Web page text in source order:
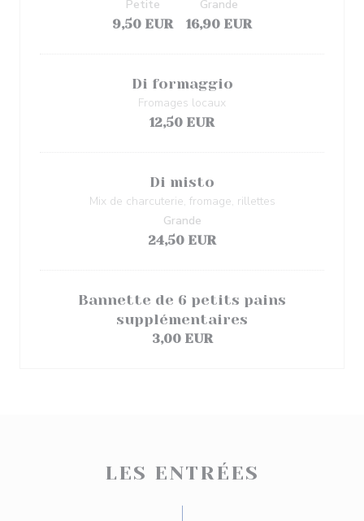
9,50 EUR
Petite
16,90 EUR
Grande
Di formaggio
Fromages locaux
12,50 EUR
Di misto
Mix de charcuterie, fromage, rillettes
24,50 EUR
Grande
Bannette de 6 petits pains
supplémentaires
3,00 EUR
LES ENTRÉES